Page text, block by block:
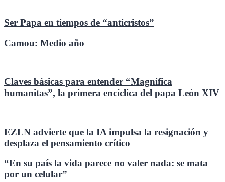
Ser Papa en tiempos de “anticristos”
Camou: Medio año
Claves básicas para entender “Magnifica
humanitas”, la primera encíclica del papa León XIV
EZLN advierte que la IA impulsa la resignación y
desplaza el pensamiento crítico
“En su país la vida parece no valer nada: se mata
por un celular”